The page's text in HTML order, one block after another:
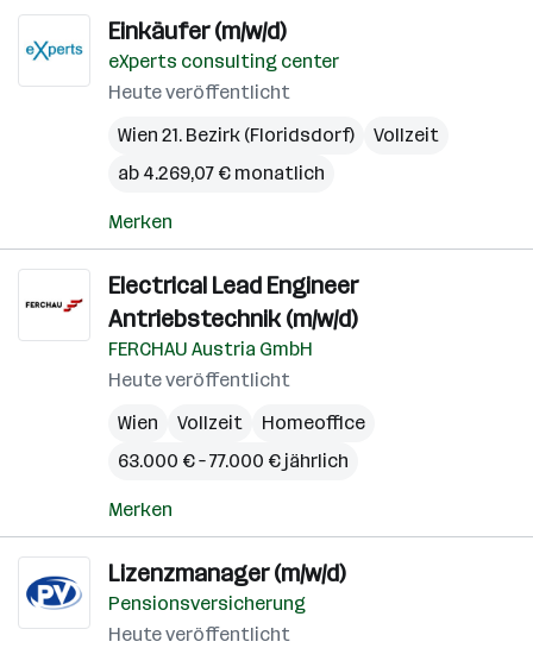
Einkäufer (m/w/d)
eXperts consulting center
Heute veröffentlicht
Wien 21. Bezirk (Floridsdorf)
Vollzeit
ab 4.269,07 € monatlich
Merken
Electrical Lead Engineer
Antriebstechnik (m/w/d)
FERCHAU Austria GmbH
Heute veröffentlicht
Wien
Vollzeit
Homeoffice
63.000 € – 77.000 € jährlich
Merken
Lizenzmanager (m/w/d)
Pensionsversicherung
Heute veröffentlicht